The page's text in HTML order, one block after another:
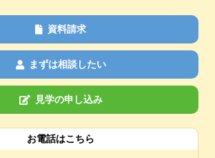
資料請求
まずは相談したい
見学の申し込み
お電話はこちら